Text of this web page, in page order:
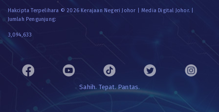
Hakcipta Terpelihara © 2026 Kerajaan Negeri Johor | Media Digital Johor. |
Jumlah Pengunjung:
3,094,633
Sahih. Tepat. Pantas.